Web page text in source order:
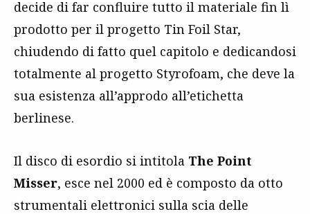
decide di far confluire tutto il materiale fin lì
prodotto per il progetto Tin Foil Star,
chiudendo di fatto quel capitolo e dedicandosi
totalmente al progetto Styrofoam, che deve la
sua esistenza all’approdo all’etichetta
berlinese.
Il disco di esordio si intitola The Point
Misser, esce nel 2000 ed è composto da otto
strumentali elettronici sulla scia delle